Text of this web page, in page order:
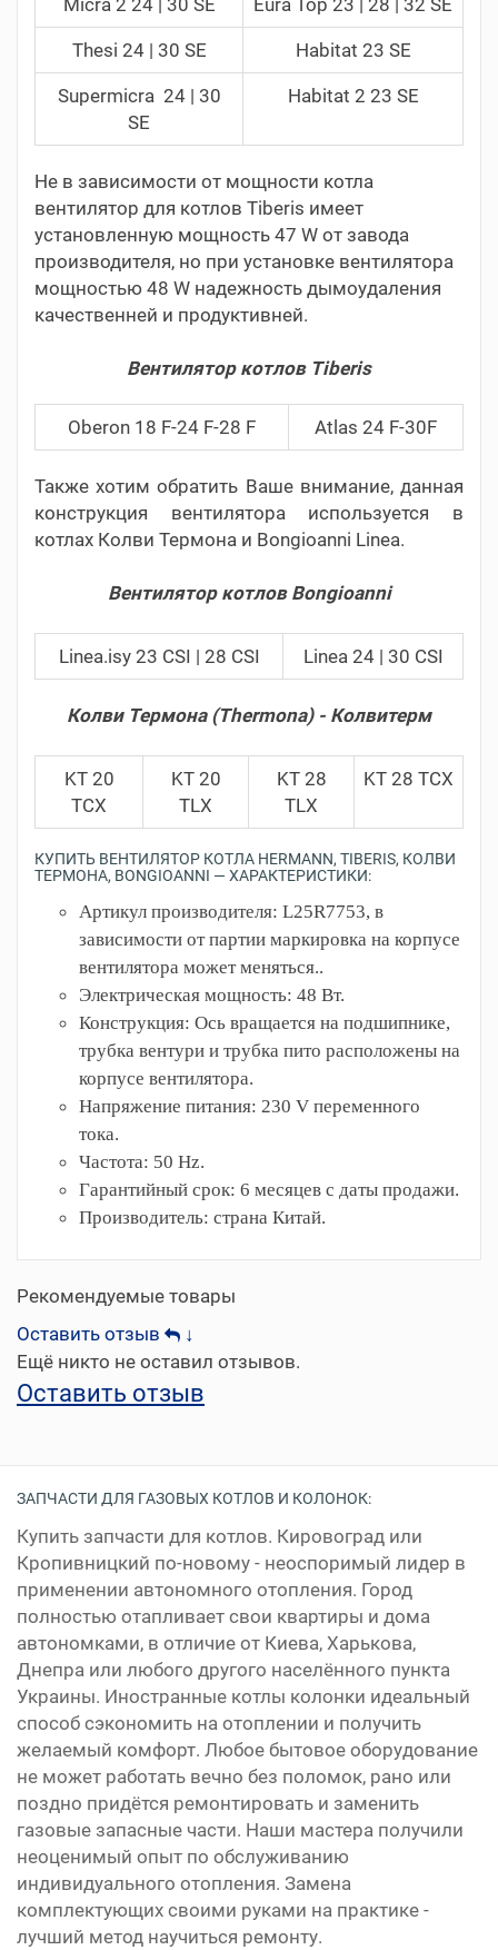
Thesi 24 | 30 SE Habitat 23 SE
Supermicra 24 | 30
SE
Habitat 2 23 SE
Не в зависимости от мощности котла
вентилятор для котлов Tiberis имеет
установленную мощность 47 W от завода
производителя, но при установке вентилятора
мощностью 48 W надежность дымоудаления
качественней и продуктивней.
Вентилятор котлов Tiberis
Oberon 18 F-24 F-28 F Atlas 24 F-30F
Также хотим обратить Ваше внимание, данная
конструкция вентилятора используется в
котлах Колви Термона и Bongioanni Linea.
Вентилятор котлов Bongioanni
Linea.isy 23 CSI | 28 CSI Linea 24 | 30 CSI
Колви Термона (Thermona) - Колвитерм
KT 20
TCX
KT 20
TLX
KT 28
TLX
KT 28 TCX
КУПИТЬ ВЕНТИЛЯТОР КОТЛА HERMANN, TIBERIS, КОЛВИ
ТЕРМОНА, BONGIOANNI — ХАРАКТЕРИСТИКИ:
Артикул производителя: L25R7753, в
зависимости от партии маркировка на корпусе
вентилятора может меняться..
Электрическая мощность: 48 Вт.
Конструкция: Ось вращается на подшипнике,
трубка вентури и трубка пито расположены на
корпусе вентилятора.
Напряжение питания: 230 V переменного
тока.
Частота: 50 Hz.
Гарантийный срок: 6 месяцев с даты продажи.
Производитель: страна Китай.
Рекомендуемые товары
Оставить отзыв
↓
Ещё никто не оставил отзывов.
Оставить отзыв
ЗАПЧАСТИ ДЛЯ ГАЗОВЫХ КОТЛОВ И КОЛОНОК:
Купить запчасти для котлов. Кировоград или
Кропивницкий по-новому - неоспоримый лидер в
применении автономного отопления. Город
полностью отапливает свои квартиры и дома
автономками, в отличие от Киева, Харькова,
Днепра или любого другого населённого пункта
Украины. Иностранные котлы колонки идеальный
способ сэкономить на отоплении и получить
желаемый комфорт. Любое бытовое оборудование
не может работать вечно без поломок, рано или
поздно придётся ремонтировать и заменить
газовые запасные части. Наши мастера получили
неоценимый опыт по обслуживанию
индивидуального отопления. Замена
комплектующих своими руками на практике -
лучший метод научиться ремонту.